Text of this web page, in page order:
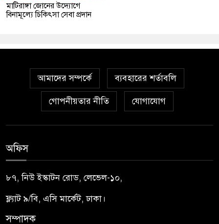
মাটিরাঙ্গা জোনের উদ্যোগে
বিনামূল্যে চিকিৎসা সেবা প্রদান
আমাদের সম্পর্কে ব্যবহারের শর্তাবলি
গোপনীয়তার নীতি যোগাযোগ
অফিস
৮৭, নিউ ইস্কাটন রোড, লেভেল-১০,
ফ্ল্যাট ৯/বি, এসি মার্কেট, ঢাকা।
সম্পাদক